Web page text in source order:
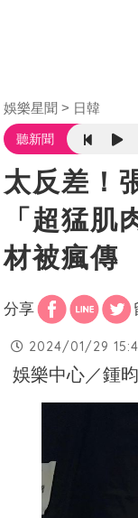
娛樂星聞 日韓
聽新聞
太反差！
「超猛
材被瘋傳
分享
2024/01/29
娛樂中心／鍾